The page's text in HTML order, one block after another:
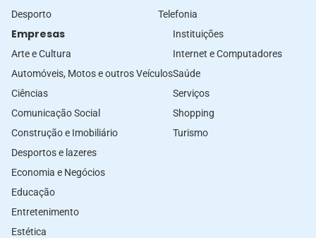
Desporto
Telefonia
Empresas
Arte e Cultura
Automóveis, Motos e outros Veículos
Ciências
Comunicação Social
Construção e Imobiliário
Desportos e lazeres
Economia e Negócios
Educação
Entretenimento
Estética
Instituições
Internet e Computadores
Saúde
Serviços
Shopping
Turismo